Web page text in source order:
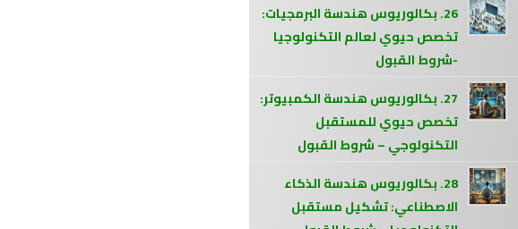
26. بكالوريوس هندسة البرمجيات:
تخصص حيوي لعالم التكنولوجيا
-شروط القبول
27. بكالوريوس هندسة الكمبيوتر:
تخصص حيوي للمستقبل
التكنولوجي – شروط القبول
28. بكالوريوس هندسة الذكاء
الاصطناعي: تشكيل مستقبل